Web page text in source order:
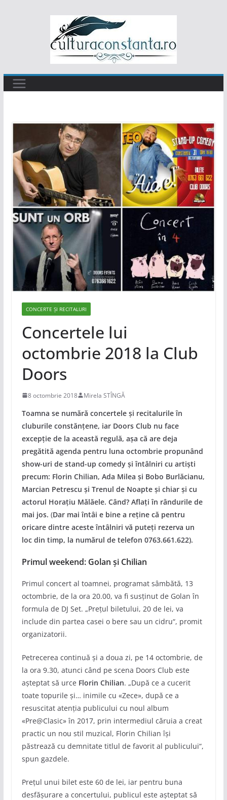
CONCERTE ȘI RECITALURI
Concertele lui
octombrie 2018 la Club
Doors
8 octombrie 2018 Mirela STÎNGĂ
Toamna se numără concertele și recitalurile în
cluburile constănțene, iar Doors Club nu face
excepție de la această regulă, așa că are deja
pregătită agenda pentru luna octombrie propunând
show-uri de stand-up comedy și întâlniri cu artiști
precum: Florin Chilian, Ada Milea și Bobo Burlăcianu,
Marcian Petrescu și Trenul de Noapte și chiar și cu
actorul Horațiu Mălăele. Când? Aflați în rândurile de
mai jos. (Dar mai întâi e bine a reține că pentru
oricare dintre aceste întâlniri vă puteți rezerva un
loc din timp, la numărul de telefon 0763.661.622).
Primul weekend: Golan și Chilian
Primul concert al toamnei, programat sâmbătă, 13
octombrie, de la ora 20.00, va fi susținut de Golan în
formula de DJ Set. „Prețul biletului, 20 de lei, va
include din partea casei o bere sau un cidru“, promit
organizatorii.
Petrecerea continuă și a doua zi, pe 14 octombrie, de
la ora 9.30, atunci când pe scena Doors Club este
așteptat să urce Florin Chilian. „După ce a cucerit
toate topurile şi… inimile cu «Zece», după ce a
resuscitat atenția publicului cu noul album
«Pre@Clasic» în 2017, prin intermediul căruia a creat
practic un nou stil muzical, Florin Chilian își
păstrează cu demnitate titlul de favorit al publicului“,
spun gazdele.
Prețul unui bilet este 60 de lei, iar pentru buna
desfășurare a concertului, publicul este așteptat să